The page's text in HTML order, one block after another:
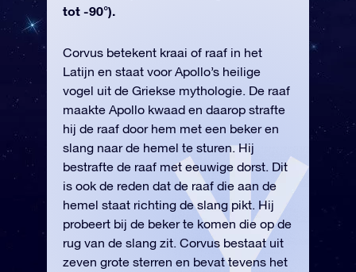
tot -90°).
Corvus betekent kraai of raaf in het
Latijn en staat voor Apollo’s heilige
vogel uit de Griekse mythologie. De raaf
maakte Apollo kwaad en daarop strafte
hij de raaf door hem met een beker en
slang naar de hemel te sturen. Hij
bestrafte de raaf met eeuwige dorst. Dit
is ook de reden dat de raaf die aan de
hemel staat richting de slang pikt. Hij
probeert bij de beker te komen die op de
rug van de slang zit. Corvus bestaat uit
zeven grote sterren en bevat tevens het